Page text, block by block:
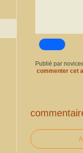
Publié par
commenter cet